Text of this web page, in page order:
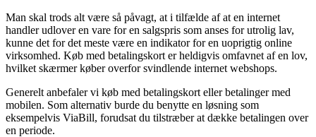
Man skal trods alt være så påvagt, at i tilfælde af at en internet
handler udlover en vare for en salgspris som anses for utrolig lav,
kunne det for det meste være en indikator for en uoprigtig online
virksomhed. Køb med betalingskort er heldigvis omfavnet af en lov,
hvilket skærmer køber overfor svindlende internet webshops.
Generelt anbefaler vi køb med betalingskort eller betalinger med
mobilen. Som alternativ burde du benytte en løsning som
eksempelvis ViaBill, forudsat du tilstræber at dække betalingen over
en periode.